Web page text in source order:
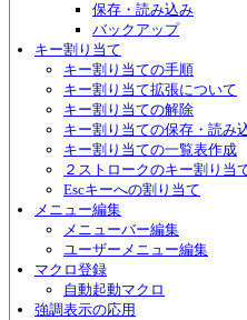
保存・読み込み
バックアップ
キー割り当て
キー割り当ての手順
キー割り当て拡張について
キー割り当ての解除
キー割り当ての保存・読み
キー割り当ての一覧表作成
２ストロークのキー割り当
Escキーへの割り当て
メニュー編集
メニューバー編集
ユーザーメニュー編集
マクロ登録
自動起動マクロ
強調表示の応用